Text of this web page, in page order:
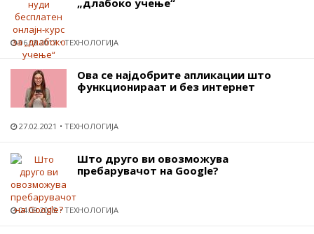
06.08.2017 ТЕХНОЛОГИЈА
Ова се најдобрите апликации што
функционираат и без интернет
27.02.2021 ТЕХНОЛОГИЈА
Што друго ви овозможува
пребарувачот на Google?
04.09.2015 ТЕХНОЛОГИЈА